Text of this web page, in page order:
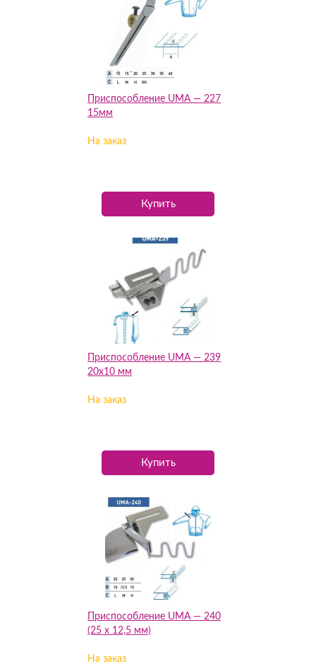
Приспособление UMA — 227
15мм
На заказ
Купить
Приспособление UMA — 239
20х10 мм
На заказ
Купить
Приспособление UMA — 240
(25 х 12,5 мм)
На заказ